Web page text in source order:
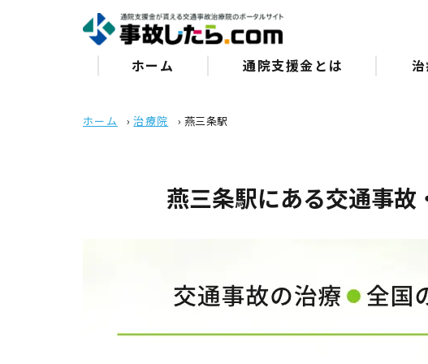
ホーム 通院⽀援⾦とは
ホーム ›治療院 › 燕三条駅
燕三条駅にある交通事